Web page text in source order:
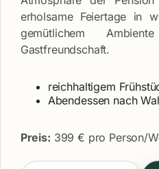
erholsame Feiertage in
gemütlichem
Gastfreundschaft.
reichhaltigem
Abendessen nach
Preis: 399 € pro Person/